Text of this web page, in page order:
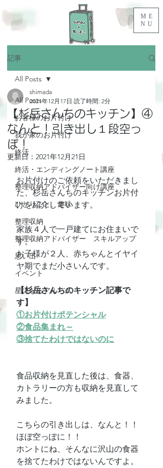
ME
NU
記事
All Posts
お客様のお片付け
我が家のお片付け
終活
終活・エンディングノート講座
整理収納アドバイザー向け講座
ひとりごと、趣味
整理収納
整理収納アドバイザー スキルアップ
思い出
イベント
星になるアルバム
All Posts
【杉岳さんちのキッチン】④
なんと！引き出し１段空っ
ぽ！
shimada
2021年12月17日 読了時間: 2分
更新日： 2021年12月21日
お片付けのご依頼をいただきまし
た、杉岳さんちのキッチンお片付
けを紹介しています。
家族４人で一戸建てにお住まいで
す。
お子様が２人、赤ちゃんとイヤイ
ヤ期でまだ小さいんです。
【杉岳さんちのキッチン記事で
す】
①お片付けポテンシャル
②食品集まれ～
③捨てたわけではないのに
食品収納を見直した後は、食器、
カトラリーの方も収納を見直して
みました。
こちらの引き出しは、なんと！！
ほぼ空っぽに！！
ホントにね、そんなに沢山の食器
を捨てたわけではないんですよ。